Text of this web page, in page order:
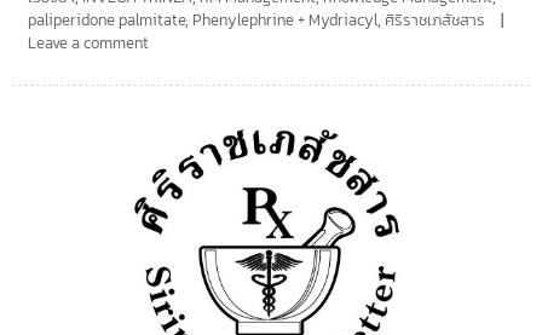
paliperidone palmitate, Phenylephrine + Mydriacyl, ศิริราชเภสัชสาร
Leave a comment